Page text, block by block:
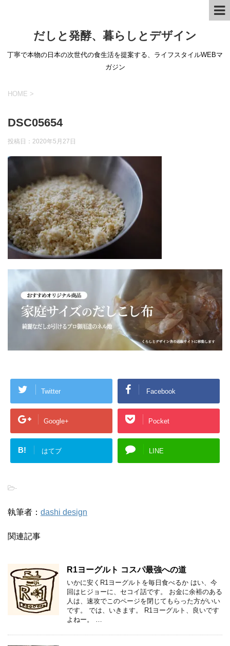
だしと発酵、暮らしとデザイン
丁寧で本物の日本の次世代の食生活を提案する、ライフスタイルWEBマ
ガジン
HOME >
DSC05654
投稿日： 2020年5月27日
Twitter Facebook
Google+ Pocket
B! はてブ LINE
-
執筆者： dashi design
関連記事
R1ヨーグルト コスパ最強への道
いかに安くR1ヨーグルトを毎日食べるか はい、今
回はヒジョーに、セコイ話です。 お金に余裕のある
人は、速攻でこのページを閉じてもらった方がいい
です。 では、いきます。 R1ヨーグルト、良いです
よねー。 …